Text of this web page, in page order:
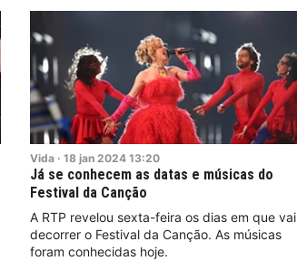
Vida · 18 jan 2024 13:20
Já se conhecem as datas e músicas do
Festival da Canção
A RTP revelou sexta-feira os dias em que vai
decorrer o Festival da Canção. As músicas
foram conhecidas hoje.